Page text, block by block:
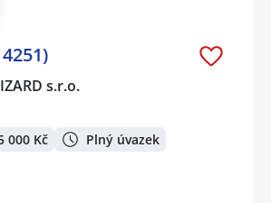
s.r.o.
000 Kč Plný úvazek